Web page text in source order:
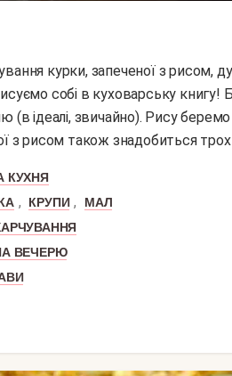
собі в куховарську
(в ідеалі, звичайно). Рису
з рисом також знадобиться
КУХНЯ
, КРУПИ ,
МАЛ
ВЕЧЕРЮ